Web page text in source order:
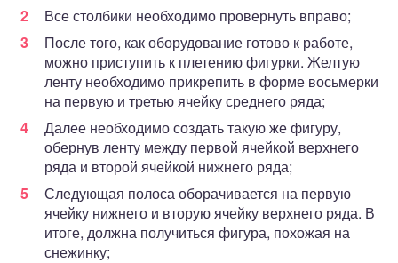
Все столбики необходимо провернуть вправо;
После того, как оборудование готово к работе,
можно приступить к плетению фигурки. Желтую
ленту необходимо прикрепить в форме восьмерки
на первую и третью ячейку среднего ряда;
Далее необходимо создать такую же фигуру,
обернув ленту между первой ячейкой верхнего
ряда и второй ячейкой нижнего ряда;
Следующая полоса оборачивается на первую
ячейку нижнего и вторую ячейку верхнего ряда. В
итоге, должна получиться фигура, похожая на
снежинку;